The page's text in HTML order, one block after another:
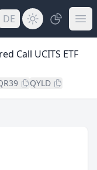
DE
Call UCITS ETF
QYLD